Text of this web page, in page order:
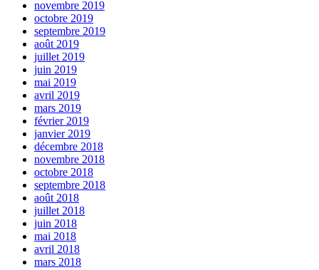
novembre 2019
octobre 2019
septembre 2019
août 2019
juillet 2019
juin 2019
mai 2019
avril 2019
mars 2019
février 2019
janvier 2019
décembre 2018
novembre 2018
octobre 2018
septembre 2018
août 2018
juillet 2018
juin 2018
mai 2018
avril 2018
mars 2018